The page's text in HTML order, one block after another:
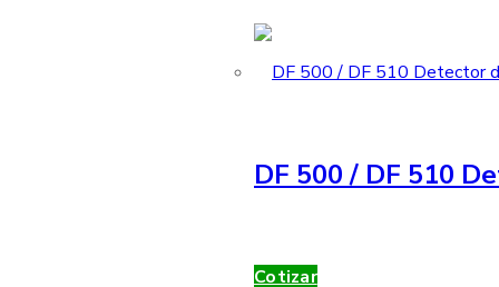
DF 500 / DF 510
Cotizar